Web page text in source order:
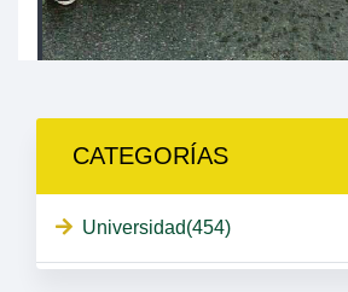
CATEGORÍAS
Universidad(454)